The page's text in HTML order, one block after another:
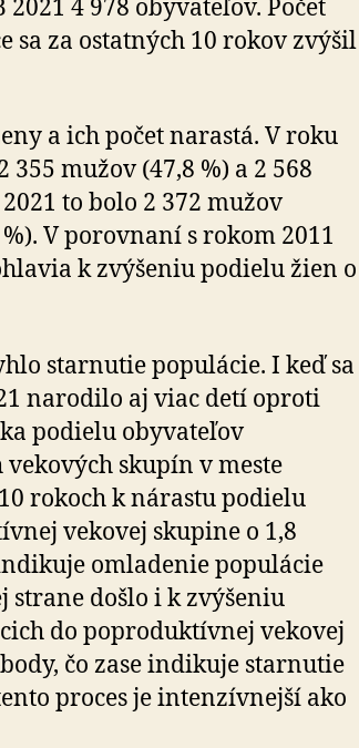
2021 4 978 obyvateľov. Počet
sa za ostatných 10 rokov zvýšil
a ich počet narastá. V roku
355 mužov (47,8 %) a 2 568
to bolo 2 372 mužov
V porovnaní s rokom 2011
k zvýšeniu podielu žien o
starnutie populácie. I keď sa
narodilo aj viac detí oproti
podielu obyvateľov
skupín v meste
rokoch k nárastu podielu
vekovej skupine o 1,8
omladenie populácie
strane došlo i k zvýšeniu
do poproduktívnej vekovej
čo zase indikuje starnutie
proces je intenzívnejší ako